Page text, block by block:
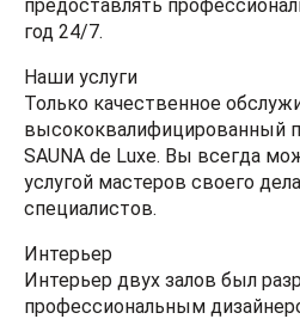
предоставлять
год 24/7.
Наши услуги
Только качественное
высококвалифицированный
SAUNA de Luxe. Вы всегда
услугой мастеров своего
специалистов.
Интерьер
Интерьер двух залов был
профессиональным